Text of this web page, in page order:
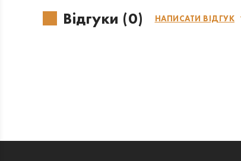
Відгуки (0) НАПИСАТИ ВІДГУК